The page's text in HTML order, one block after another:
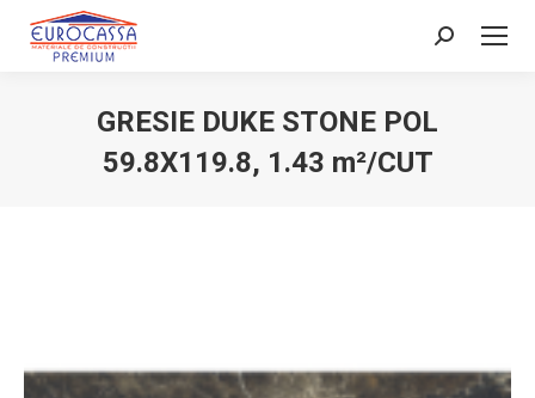
Search:
GRESIE DUKE STONE POL
59.8X119.8, 1.43 m²/CUT